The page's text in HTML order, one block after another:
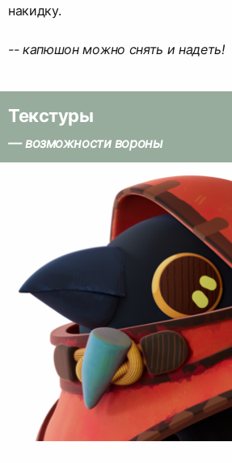
накидку.
-- капюшон можно снять и надеть!
Текстуры
— возможности вороны